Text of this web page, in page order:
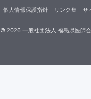
© 2026一般社団法人 福島県医師会
個人情報保護指針 リンク集 サ